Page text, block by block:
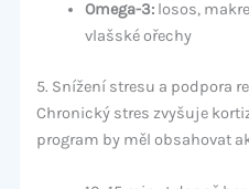
Omega-3:losos,
vlašské ořechy
5. Snížení stresu a podpora
Chronický stres zvyšuje
program by měl obsahovat